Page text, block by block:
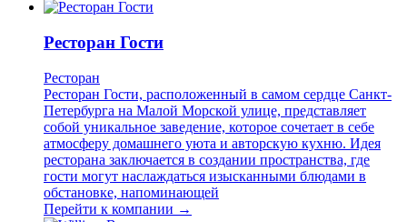
Ресторан Гости
Ресторан
Ресторан Гости, расположенный в самом сердце Санкт-
Петербурга на Малой Морской улице, представляет
собой уникальное заведение, которое сочетает в себе
атмосферу домашнего уюта и авторскую кухню. Идея
ресторана заключается в создании пространства, где
гости могут наслаждаться изысканными блюдами в
обстановке, напоминающей
Перейти к компании →